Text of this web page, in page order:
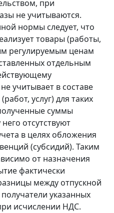
при
не учитываются.
нормы следует, что
товары (работы,
регулируемым ценам
отдельным
учитывает в составе
услуг) для таких
суммы
отсутствуют
в целях обложения
(субсидий). Таким
от назначения
фактически
между отпускной
указанных
исчислении НДС.